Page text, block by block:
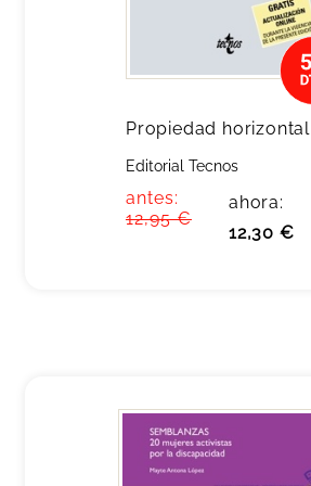
Propiedad horizontal
Editorial Tecnos
antes:
12,95 €
ahora:
12,30 €